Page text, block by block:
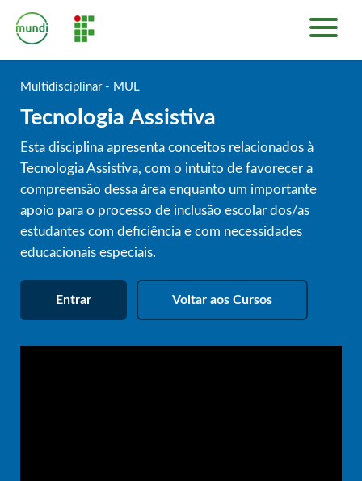
PLATAFORMA DE CURSOS
ENTRAR
Multidisciplinar - MUL
Tecnologia Assistiva
Esta disciplina apresenta conceitos relacionados à
Tecnologia Assistiva, com o intuito de favorecer a
compreensão dessa área enquanto um importante
apoio para o processo de inclusão escolar dos/as
estudantes com deficiência e com necessidades
educacionais especiais.
Entrar Voltar aos Cursos